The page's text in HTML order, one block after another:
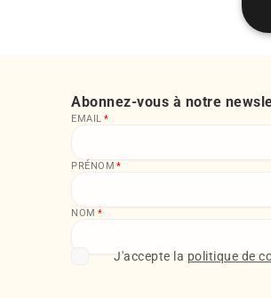
Abonnez-vous à notre
EMAIL *
PRÉNOM *
NOM *
J'accepte la politique de